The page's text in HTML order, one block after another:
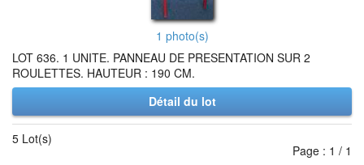
1 photo(s)
LOT 636. 1 UNITE. PANNEAU DE PRESENTATION SUR 2
ROULETTES. HAUTEUR : 190 CM.
Détail du lot
5 Lot(s)
Page : 1 / 1